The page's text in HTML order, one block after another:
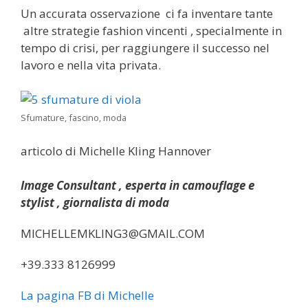
Un accurata osservazione ci fa inventare tante
altre strategie fashion vincenti , specialmente in
tempo di crisi, per raggiungere il successo nel
lavoro e nella vita privata.
Sfumature, fascino, moda
articolo di Michelle Kling Hannover
Image Consultant , esperta in camouflage e
stylist , giornalista di moda
MICHELLEMKLING3@GMAIL.COM
+39.333 8126999
La pagina FB di Michelle